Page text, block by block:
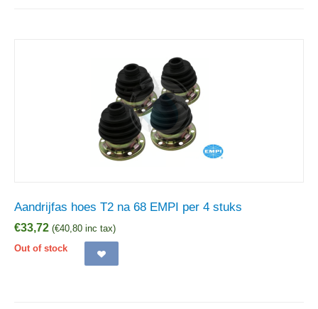
Aandrijfas hoes T2 na 68 EMPI per 4 stuks
€33,72 (€40,80 inc tax)
Out of stock